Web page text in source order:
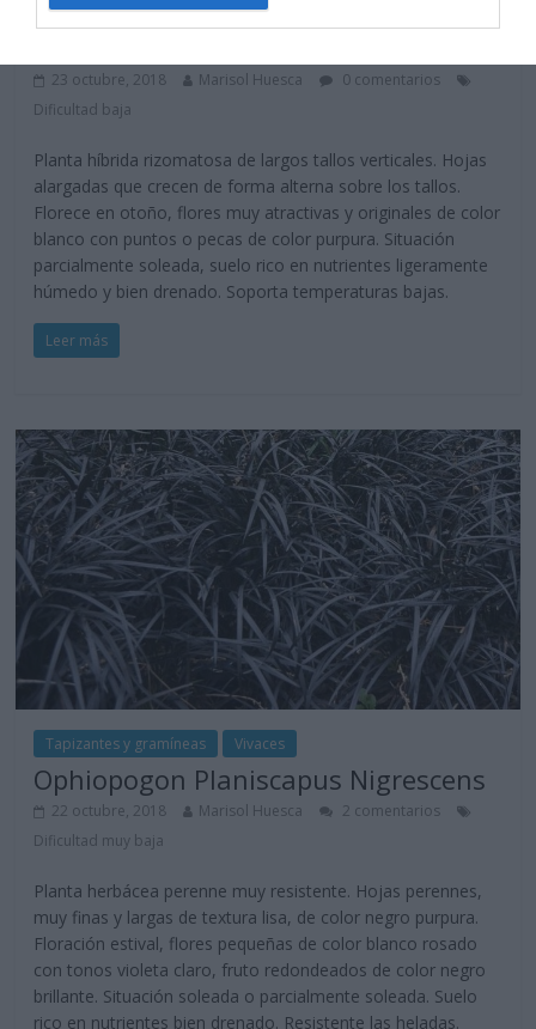
Vivaces
23 octubre, 2018 Marisol Huesca
0 comentarios
Dificultad baja
Planta híbrida rizomatosa de largos tallos verticales. Hojas
alargadas que crecen de forma alterna sobre los tallos.
Florece en otoño, flores muy atractivas y originales de color
blanco con puntos o pecas de color purpura. Situación
parcialmente soleada, suelo rico en nutrientes ligeramente
húmedo y bien drenado. Soporta temperaturas bajas.
Leer más
Tapizantes y gramíneas Vivaces
Ophiopogon Planiscapus Nigrescens
22 octubre, 2018 Marisol Huesca
2 comentarios
Dificultad muy baja
Planta herbácea perenne muy resistente. Hojas perennes,
muy finas y largas de textura lisa, de color negro purpura.
Floración estival, flores pequeñas de color blanco rosado
con tonos violeta claro, fruto redondeados de color negro
brillante. Situación soleada o parcialmente soleada. Suelo
rico en nutrientes bien drenado. Resistente las heladas.